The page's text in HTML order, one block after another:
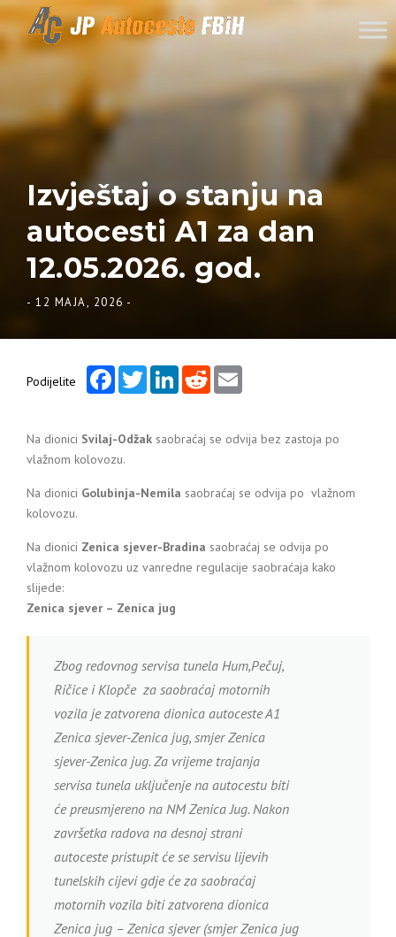
Skip to content
Izvještaj o stanju na
autocesti A1 za dan
12.05.2026. god.
- 12 MAJA, 2026 -
Podijelite
FacebookTwitterLinkedInReddit
Na dionici Svilaj-Odžak saobraćaj se odvija bez zastoja po
vlažnom kolovozu.
Na dionici Golubinja-Nemila saobraćaj se odvija po vlažnom
kolovozu.
Na dionici Zenica sjever-Bradina saobraćaj se odvija po
vlažnom kolovozu uz vanredne regulacije saobraćaja kako
slijede:
Zenica sjever – Zenica jug
Zbog redovnog servisa tunela Hum,Pečuj,
Ričice i Klopče za saobraćaj motornih
vozila je zatvorena dionica autoceste A1
Zenica sjever-Zenica jug, smjer Zenica
sjever-Zenica jug. Za vrijeme trajanja
servisa tunela uključenje na autocestu biti
će preusmjereno na NM Zenica Jug. Nakon
završetka radova na desnoj strani
autoceste pristupit će se servisu lijevih
tunelskih cijevi gdje će za saobraćaj
motornih vozila biti zatvorena dionica
Zenica jug – Zenica sjever (smjer Zenica jug